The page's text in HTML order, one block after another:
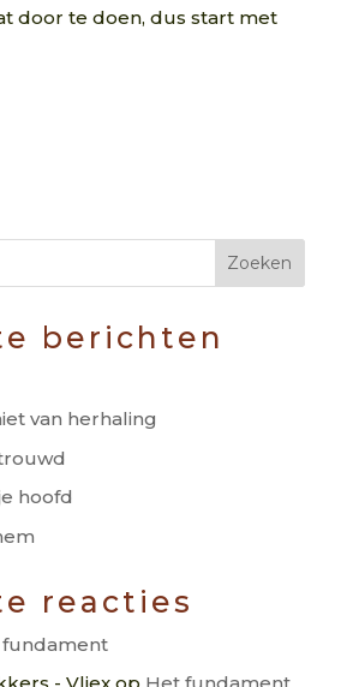
door te doen, dus start met
berichten
van herhaling
hoofd
reacties